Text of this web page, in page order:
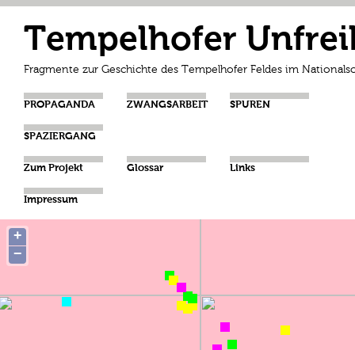
Tempelhofer
Fragmente zur Geschichte des Tempelhofer Feldes im
PROPAGANDA ZWANGSARBEIT SPUREN
SPAZIERGANG
Zum Projekt Glossar Links
Impressum
+
−